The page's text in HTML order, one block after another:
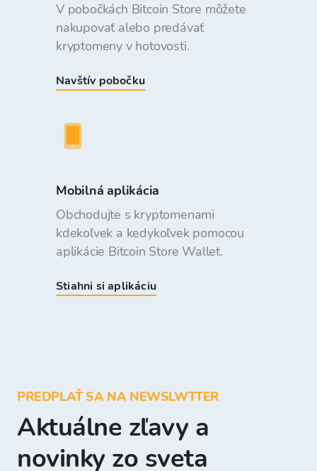
V pobočkách Bitcoin Store môžete
nakupovať alebo predávať
kryptomeny v hotovosti.
Navštív pobočku
Mobilná aplikácia
Obchodujte s kryptomenami
kdekoľvek a kedykoľvek pomocou
aplikácie Bitcoin Store Wallet.
Stiahni si aplikáciu
PREDPLAŤ SA NA NEWSLWTTER
Aktuálne zľavy a
novinky zo sveta